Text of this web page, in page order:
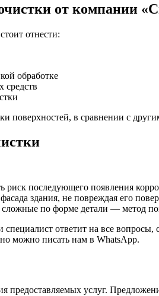
от компании
отнести:
обработке
средств
поверхностей, в сравнении с
риск последующего появления
здания, не повреждая его
по форме детали — метод
ответит на все
можно писать нам в WhatsApp.
предоставляемых услуг.